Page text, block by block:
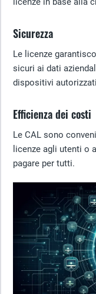
Sicurezza
Le licenze
sicuri ai dati
dispositivi
Efficienza dei costi
Le CAL sono
licenze agli utenti o
pagare per tutti.